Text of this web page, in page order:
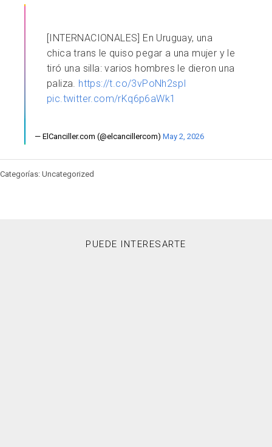
[INTERNACIONALES] En Uruguay, una
chica trans le quiso pegar a una mujer y le
tiró una silla: varios hombres le dieron una
paliza. https://t.co/3vPoNh2spI
pic.twitter.com/rKq6p6aWk1
— ElCanciller.com (@elcancillercom) May 2, 2026
Categorías: Uncategorized
PUEDE INTERESARTE